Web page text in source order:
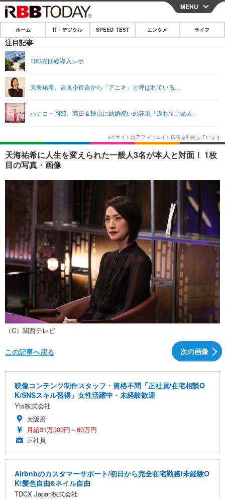
CLOSE
ホーム
IT・デジタル
ショッピング その他
SPEED TEST
エンタメ
エンタメTOP 映画・ドラマ
韓国・芸能
音楽 スポーツ
その他
ライフ
ライフTOP グルメ
ペット ショッピング
その他
リリース一覧
プッシュ通知の停止方法
MENU
ホーム IT・デジタル SPEED TEST エンタメ ライフ
注目記事
10G光回線導入レポ
天海祐希、吉永小百合から「アニキ」と呼ばれている…
ハナコ・岡部、菊田＆秋山に結婚祝いの花束「遅れてごめん」
天海祐希に人生を変えられた一般人3名が本人と対面！ 1枚
目の写真・画像
（C）関西テレビ
次の画像
この記事へ戻る
映像コンテンツ制作スタッフ・資格不問「正社員/在宅相談O
K/SNSスキル習得」女性活躍中・未経験歓迎
Yts株式会社
大阪府
月給31万300円～60万円
正社員
Airbnbのカスタマーサポート/初日から完全在宅勤務!未経験O
K!髪色自由&ネイル自由
TDCX Japan株式会社